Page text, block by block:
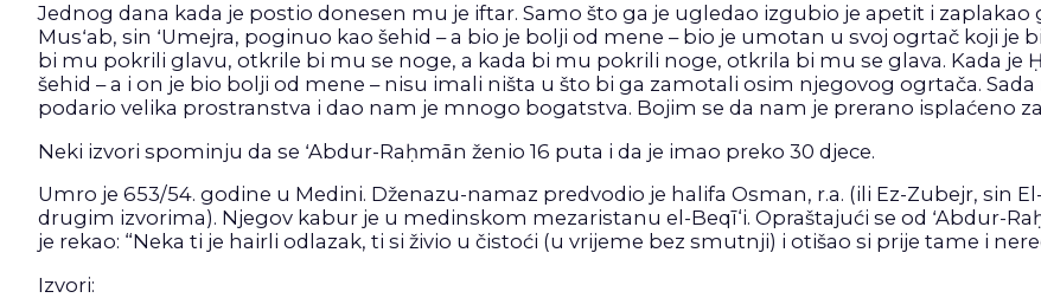
Jednog dana kada je postio donesen mu je iftar. Samo što ga je ugledao izgubio je apetit i zaplakao
Musʻab, sin ʻUmejra, poginuo kao šehid – a bio je bolji od mene – bio je umotan u svoj ogrtač koji je
bi mu pokrili glavu, otkrile bi mu se noge, a kada bi mu pokrili noge, otkrila bi mu se glava. Kada je
šehid – a i on je bio bolji od mene – nisu imali ništa u što bi ga zamotali osim njegovog ogrtača. Sada
podario velika prostranstva i dao nam je mnogo bogatstva. Bojim se da nam je prerano isplaćeno
Neki izvori spominju da se ʻAbdur-Raḥmān ženio 16 puta i da je imao preko 30 djece.
Umro je 653/54. godine u Medini. Dženazu-namaz predvodio je halifa Osman, r.a. (ili Ez-Zubejr, sin
drugim izvorima). Njegov kabur je u medinskom mezaristanu el-Beqī‘i. Opraštajući se od ʻAbdur-
je rekao: “Neka ti je hairli odlazak, ti si živio u čistoći (u vrijeme bez smutnji) i otišao si prije tame i
Izvori: